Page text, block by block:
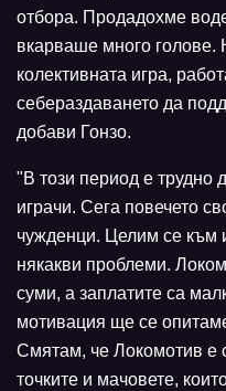
отбора. Продадохме
вкарваше много голове.
колективната игра,
себераздаването да
добави Гонзо.
"В този период е трудно
играчи. Сега повечето
чужденци. Целим се към
някакви проблеми.
суми, а заплатите са
мотивация ще се
Смятам, че Локомотив е
точките и мачовете,